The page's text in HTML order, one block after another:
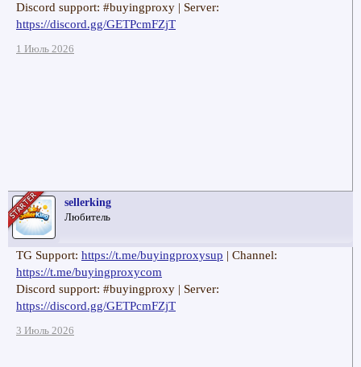
Discord support: #buyingproxy | Server:
https://discord.gg/GETPcmFZjT
1 Июль 2026
sellerking
Любитель
TG Support: https://t.me/buyingproxysup | Channel:
https://t.me/buyingproxycom
Discord support: #buyingproxy | Server:
https://discord.gg/GETPcmFZjT
3 Июль 2026